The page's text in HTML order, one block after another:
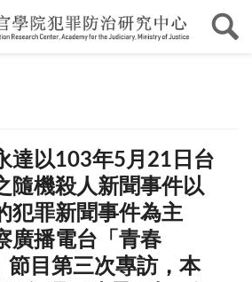
達以103年5月21日台
隨機殺人新聞事件以
犯罪新聞事件為主
廣播電台「青春
節目第三次專訪，本